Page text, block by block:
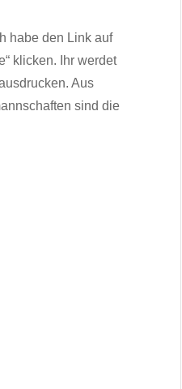
habe den Link auf
klicken. Ihr werdet
Aus
sind die